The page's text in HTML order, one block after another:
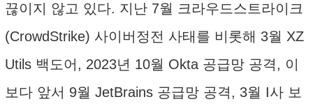
끊이지 않고 있다. 지난 7월 크라우드스트라이크
(CrowdStrike) 사이버정전 사태를 비롯해 3월 XZ
Utils 백도어, 2023년 10월 Okta 공급망 공격, 이
보다 앞서 9월 JetBrains 공급망 공격, 3월 I사 보